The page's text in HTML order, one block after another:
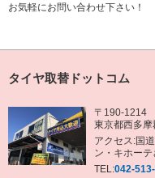
お気軽にお問い合わせ下さい！
タイヤ取替ドットコム
〒190-1214
東京都西多
アクセス:国
ン・キホー
ックが刺さっ
TEL:042-